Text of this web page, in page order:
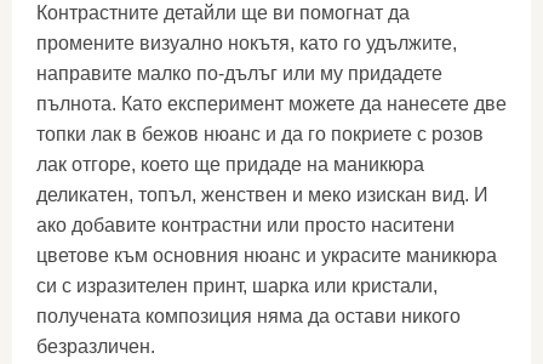
Контрастните детайли ще ви помогнат да
промените визуално нокътя, като го удължите,
направите малко по-дълъг или му придадете
пълнота. Като експеримент можете да нанесете две
топки лак в бежов нюанс и да го покриете с розов
лак отгоре, което ще придаде на маникюра
деликатен, топъл, женствен и меко изискан вид. И
ако добавите контрастни или просто наситени
цветове към основния нюанс и украсите маникюра
си с изразителен принт, шарка или кристали,
получената композиция няма да остави никого
безразличен.